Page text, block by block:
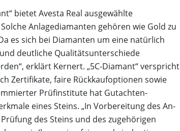
bietet Avesta Real ausgewählte
Anlagediamanten gehören wie Gold zu
es sich bei Diamanten um eine natürlich
deutliche Qualitätsunterschiede
erklärt Kernert. „5C-Diamant“ verspricht
Zertifikate, faire Rückkaufoptionen sowie
Prüfinstitute hat Gutachten-
eines Steins. „In Vorbereitung des An-
des Steins und des zugehörigen